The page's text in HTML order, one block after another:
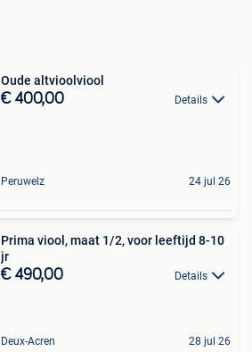
Oude altvioolviool
€ 400,00 Details
Peruwelz 24 jul 26
Prima viool, maat 1/2, voor leeftijd 8-10
jr
€ 490,00 Details
Deux-Acren 28 jul 26